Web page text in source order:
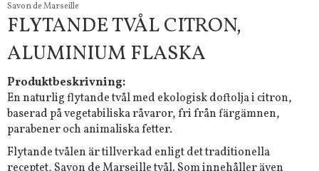
Savon de Marseille
FLYTANDE TVÅL CITRON,
ALUMINIUM FLASKA
Produktbeskrivning:
En naturlig flytande tvål med ekologisk doftolja i citron,
baserad på vegetabiliska råvaror, fri från färgämnen,
parabener och animaliska fetter.
Flytande tvålen är tillverkad enligt det traditionella